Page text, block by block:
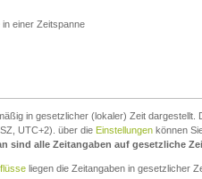
einer Zeitspanne
in gesetzlicher (lokaler) Zeit dargestellt.
UTC+2). über die Einstellungen können
sind alle Zeitangaben auf gesetzliche
liegen die Zeitangaben in gesetzlicher